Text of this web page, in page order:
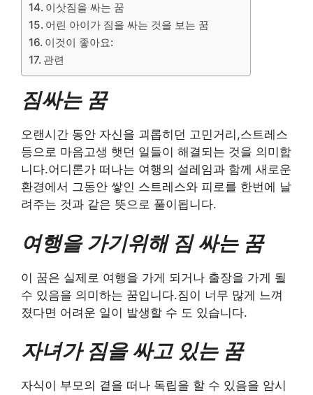
이삿짐을 싸는 꿈
어린 아이가 짐을 싸는 것을 보는 꿈
이것이 좋아요:
관련
짐싸는 꿈
오랜시간 동안 자신을 괴롭히던 고민거리,스트레스
등으로 마음고생 햇던 일들이 해결되는 것을 의미합
니다.어디론가 떠나는 여행의 설레임과 함께 새로운
환경에서 그동안 쌓인 스트레스와 피로를 한번에 날
려주는 것과 같은 뜻으로 풀이됩니다.
여행을 가기위해 짐 싸는 꿈
이 꿈은 실제로 여행을 가게 되거나 출장을 가게 될
수 있음을 의미하는 꿈입니다.짐이 너무 많게 느껴
졌다면 어려운 일이 발생할 수 도 있습니다.
자녀가 짐을 싸고 있는 꿈
자식이 부모의 곁을 떠나 독립을 할 수 있음을 암시